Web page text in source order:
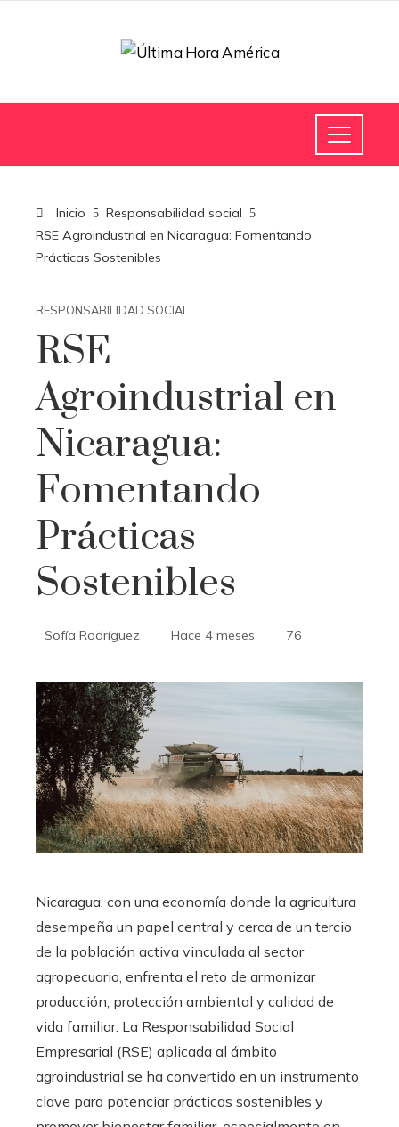
Inicio
Responsabilidad social
RSE Agroindustrial en Nicaragua: Fomentando
Prácticas Sostenibles
RESPONSABILIDAD SOCIAL
RSE
Agroindustrial en
Nicaragua:
Fomentando
Prácticas
Sostenibles
Sofía Rodríguez Hace 4 meses 76
Nicaragua, con una economía donde la agricultura
desempeña un papel central y cerca de un tercio
de la población activa vinculada al sector
agropecuario, enfrenta el reto de armonizar
producción, protección ambiental y calidad de
vida familiar. La Responsabilidad Social
Empresarial (RSE) aplicada al ámbito
agroindustrial se ha convertido en un instrumento
clave para potenciar prácticas sostenibles y